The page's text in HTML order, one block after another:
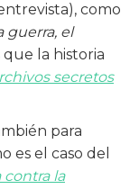
como
guerra, el
la historia
secretos
para
es el caso del
contra la